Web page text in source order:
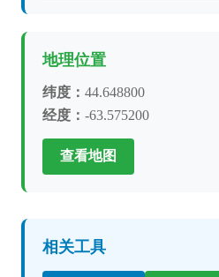
地理位置
纬度： 44.648800
经度： -63.575200
查看地图
相关工具